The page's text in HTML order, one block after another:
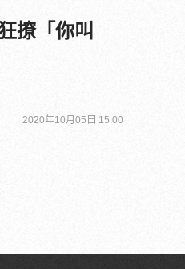
撩「你叫
2020年10月05日 15:00